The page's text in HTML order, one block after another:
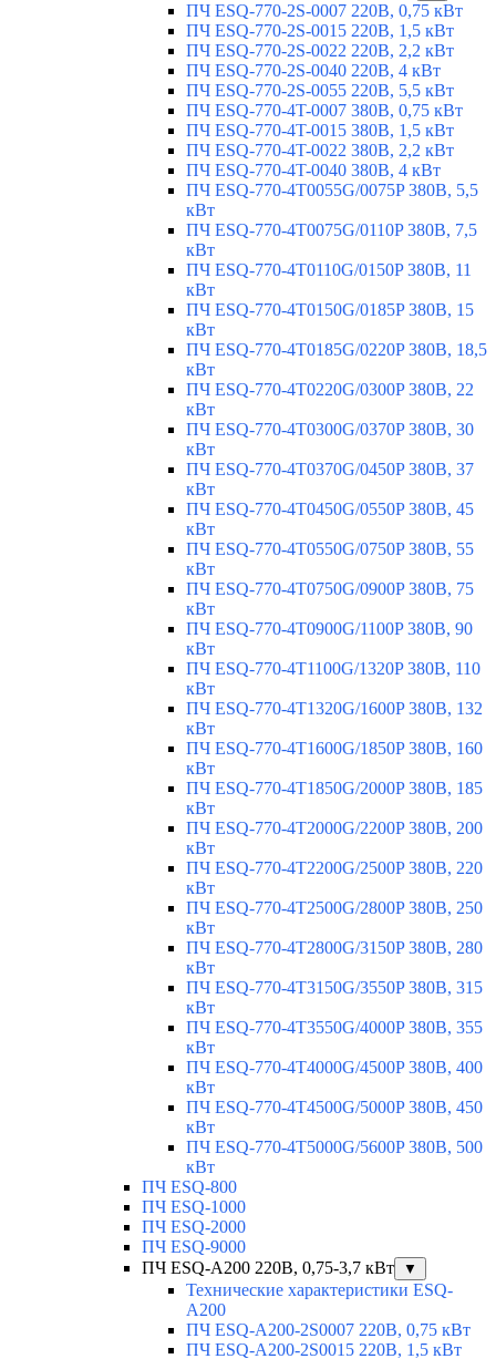
ПЧ ESQ-770-2S-0007 220В, 0,75 кВт
ПЧ ESQ-770-2S-0015 220В, 1,5 кВт
ПЧ ESQ-770-2S-0022 220В, 2,2 кВт
ПЧ ESQ-770-2S-0040 220В, 4 кВт
ПЧ ESQ-770-2S-0055 220В, 5,5 кВт
ПЧ ESQ-770-4T-0007 380В, 0,75 кВт
ПЧ ESQ-770-4T-0015 380В, 1,5 кВт
ПЧ ESQ-770-4T-0022 380В, 2,2 кВт
ПЧ ESQ-770-4T-0040 380В, 4 кВт
ПЧ ESQ-770-4T0055G/0075P 380В, 5,5
кВт
ПЧ ESQ-770-4T0075G/0110P 380В, 7,5
кВт
ПЧ ESQ-770-4T0110G/0150P 380В, 11
кВт
ПЧ ESQ-770-4T0150G/0185P 380В, 15
кВт
ПЧ ESQ-770-4T0185G/0220P 380В, 18,5
кВт
ПЧ ESQ-770-4T0220G/0300P 380В, 22
кВт
ПЧ ESQ-770-4T0300G/0370P 380В, 30
кВт
ПЧ ESQ-770-4T0370G/0450P 380В, 37
кВт
ПЧ ESQ-770-4T0450G/0550P 380В, 45
кВт
ПЧ ESQ-770-4T0550G/0750P 380В, 55
кВт
ПЧ ESQ-770-4T0750G/0900P 380В, 75
кВт
ПЧ ESQ-770-4T0900G/1100P 380В, 90
кВт
ПЧ ESQ-770-4T1100G/1320P 380В, 110
кВт
ПЧ ESQ-770-4T1320G/1600P 380В, 132
кВт
ПЧ ESQ-770-4T1600G/1850P 380В, 160
кВт
ПЧ ESQ-770-4T1850G/2000P 380В, 185
кВт
ПЧ ESQ-770-4T2000G/2200P 380В, 200
кВт
ПЧ ESQ-770-4T2200G/2500P 380В, 220
кВт
ПЧ ESQ-770-4T2500G/2800P 380В, 250
кВт
ПЧ ESQ-770-4T2800G/3150P 380В, 280
кВт
ПЧ ESQ-770-4T3150G/3550P 380В, 315
кВт
ПЧ ESQ-770-4T3550G/4000P 380В, 355
кВт
ПЧ ESQ-770-4T4000G/4500P 380В, 400
кВт
ПЧ ESQ-770-4T4500G/5000P 380В, 450
кВт
ПЧ ESQ-770-4T5000G/5600P 380В, 500
кВт
ПЧ ESQ-800
ПЧ ESQ-1000
ПЧ ESQ-2000
ПЧ ESQ-9000
ПЧ ESQ-A200 220В, 0,75-3,7 кВт
▼
Технические характеристики ESQ-
A200
ПЧ ESQ-A200-2S0007 220В, 0,75 кВт
ПЧ ESQ-A200-2S0015 220В, 1,5 кВт